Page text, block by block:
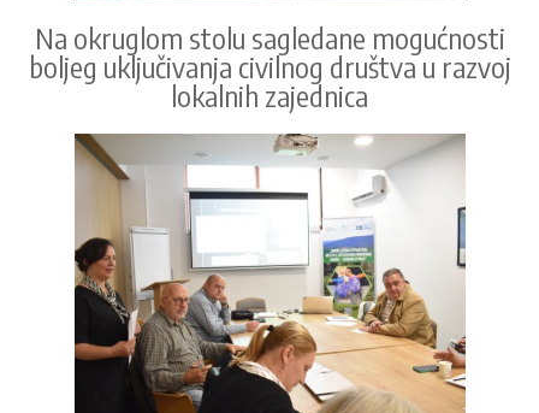
Na okruglom stolu sagledane mogućnosti
boljeg uključivanja civilnog društva u razvoj
lokalnih zajednica